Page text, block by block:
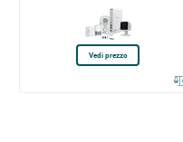
Vedi prezzo